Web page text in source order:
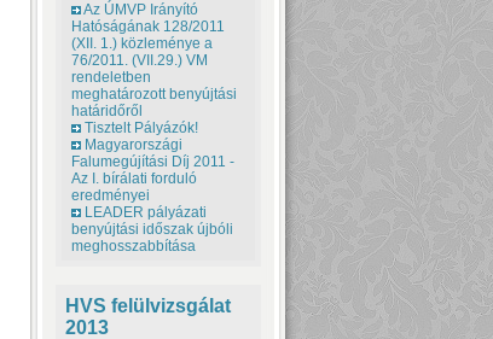
Az ÚMVP Irányító
Hatóságának 128/2011
(XII. 1.) közleménye a
76/2011. (VII.29.) VM
rendeletben
meghatározott benyújtási
határidőről
Tisztelt Pályázók!
Magyarországi
Falumegújítási Díj 2011 -
Az I. bírálati forduló
eredményei
LEADER pályázati
benyújtási időszak újbóli
meghosszabbítása
HVS felülvizsgálat
2013